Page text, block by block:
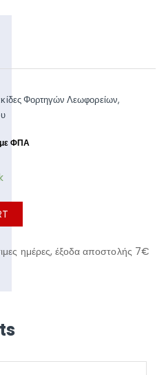
Φορτηγών Λεωφορείων,
ημέρες, έξοδα αποστολής 7€